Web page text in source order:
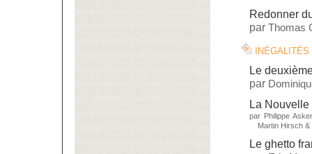
Redonner
par Thomas
inégalités
Le
par
La
par Philippe
Martin Hirsch &
Le ghetto